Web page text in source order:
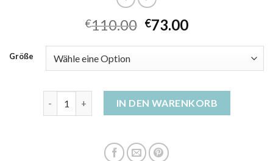
€110.00 €73.00
Größe
winterjacke daunen damen Menge
IN DEN WARENKORB